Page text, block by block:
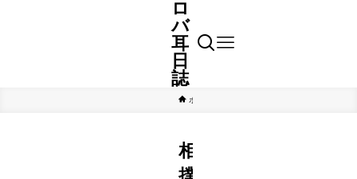
ロ
バ
耳
日
誌
ホーム
相